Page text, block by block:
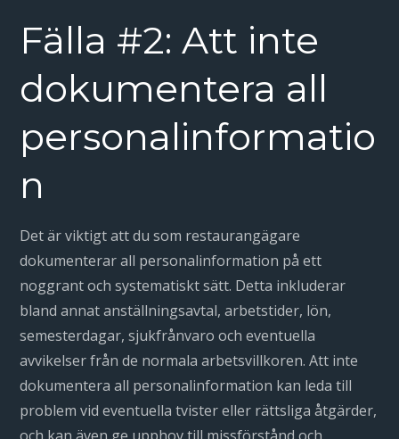
Fälla #2: Att inte
dokumentera all
personalinformatio
n
Det är viktigt att du som restaurangägare
dokumenterar all personalinformation på ett
noggrant och systematiskt sätt. Detta inkluderar
bland annat anställningsavtal, arbetstider, lön,
semesterdagar, sjukfrånvaro och eventuella
avvikelser från de normala arbetsvillkoren. Att inte
dokumentera all personalinformation kan leda till
problem vid eventuella tvister eller rättsliga åtgärder,